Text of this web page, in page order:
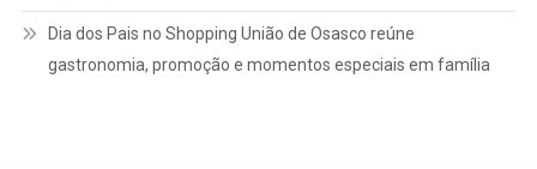
Dia dos Pais no Shopping União de Osasco reúne
gastronomia, promoção e momentos especiais em família